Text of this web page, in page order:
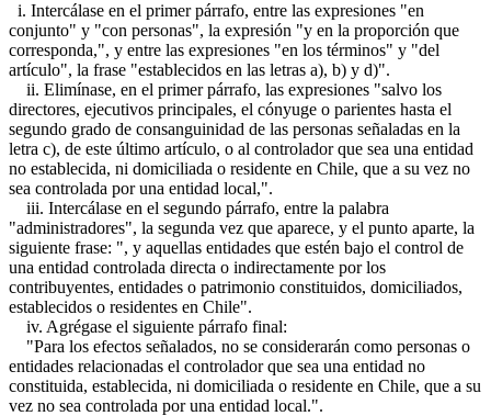
i. Intercálase en el primer párrafo, entre las expresiones "en
conjunto" y "con personas", la expresión "y en la proporción que
corresponda,", y entre las expresiones "en los términos" y "del
artículo", la frase "establecidos en las letras a), b) y d)".
ii. Elimínase, en el primer párrafo, las expresiones "salvo los
directores, ejecutivos principales, el cónyuge o parientes hasta el
segundo grado de consanguinidad de las personas señaladas en la
letra c), de este último artículo, o al controlador que sea una entidad
no establecida, ni domiciliada o residente en Chile, que a su vez no
sea controlada por una entidad local,".
iii. Intercálase en el segundo párrafo, entre la palabra
"administradores", la segunda vez que aparece, y el punto aparte, la
siguiente frase: ", y aquellas entidades que estén bajo el control de
una entidad controlada directa o indirectamente por los
contribuyentes, entidades o patrimonio constituidos, domiciliados,
establecidos o residentes en Chile".
iv. Agrégase el siguiente párrafo final:
"Para los efectos señalados, no se considerarán como personas o
entidades relacionadas el controlador que sea una entidad no
constituida, establecida, ni domiciliada o residente en Chile, que a su
vez no sea controlada por una entidad local.".